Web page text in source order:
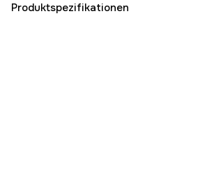
Produktspezifikationen